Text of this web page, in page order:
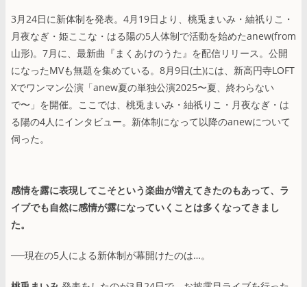
3月24日に新体制を発表。4月19日より、桃兎まいみ・紬祇りこ・
月夜なぎ・姫ここな・はる陽の5人体制で活動を始めたanew(from
山形)。7月に、最新曲『まくあけのうた』を配信リリース。公開
になったMVも無題を集めている。8月9日(土)には、新高円寺LOFT
Xでワンマン公演「anew夏の単独公演2025〜夏、終わらない
で〜」を開催。ここでは、桃兎まいみ・紬祇りこ・月夜なぎ・は
る陽の4人にインタビュー。新体制になって以降のanewについて
伺った。
感情を露に表現してこそという楽曲が増えてきたのもあって、ラ
イブでも自然に感情が露になっていくことは多くなってきまし
た。
──現在の5人による新体制が幕開けたのは…。